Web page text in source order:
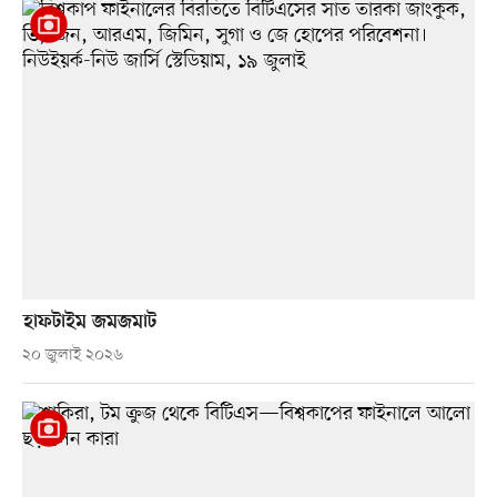
হাফটাইম জমজমাট
২০ জুলাই ২০২৬